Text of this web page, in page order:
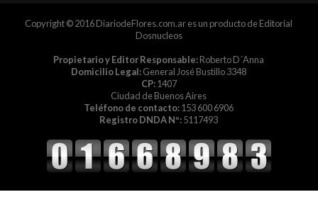
Copyright © 2016 DiariodeFlores.com.ar es un producto de Editorial
Dosnucleos
Propietario y Editor Responsable:Roberto D´Anna
Domicilio Legal:General José Bustillo 3348
CP:1407
Ciudad de Buenos Aires
Teléfono de contacto:153 600 6906
Registro DNDA Nº:5117493